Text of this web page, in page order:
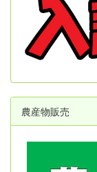
農産物販売